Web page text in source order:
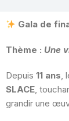
Gala de
Thème : Une
Depuis 11 ans,
SLACE,
grandir une